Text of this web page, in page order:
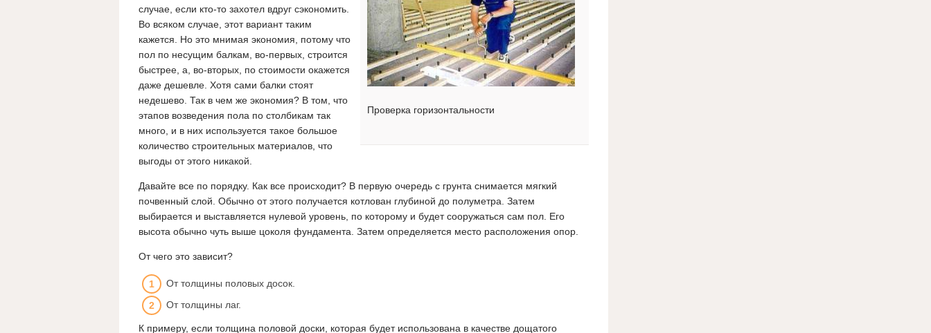
Проверка горизонтальности
случае, если кто-то захотел вдруг сэкономить.
Во всяком случае, этот вариант таким
кажется. Но это мнимая экономия, потому что
пол по несущим балкам, во-первых, строится
быстрее, а, во-вторых, по стоимости окажется
даже дешевле. Хотя сами балки стоят
недешево. Так в чем же экономия? В том, что
этапов возведения пола по столбикам так
много, и в них используется такое большое
количество строительных материалов, что
выгоды от этого никакой.
Давайте все по порядку. Как все происходит? В первую очередь с грунта снимается мягкий
почвенный слой. Обычно от этого получается котлован глубиной до полуметра. Затем
выбирается и выставляется нулевой уровень, по которому и будет сооружаться сам пол. Его
высота обычно чуть выше цоколя фундамента. Затем определяется место расположения опор.
От чего это зависит?
От толщины половых досок.
От толщины лаг.
К примеру, если толщина половой доски, которая будет использована в качестве дощатого